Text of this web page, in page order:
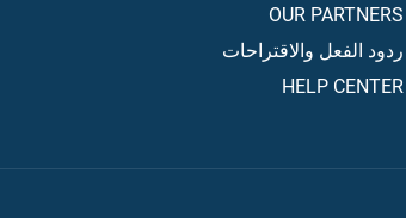
OUR PARTNERS
ردود الفعل والاقتراحات
HELP CENTER